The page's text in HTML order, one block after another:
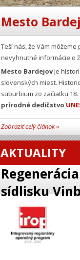
Mesto
Teší nás, že Vám
nevyhnutné informácie o
Mesto Bardejovje
slovenských miest.
suburbium zo začiatku
prírodné dedičstvo
Zobraziť celý článok »
AKTUALITY
sídlisku